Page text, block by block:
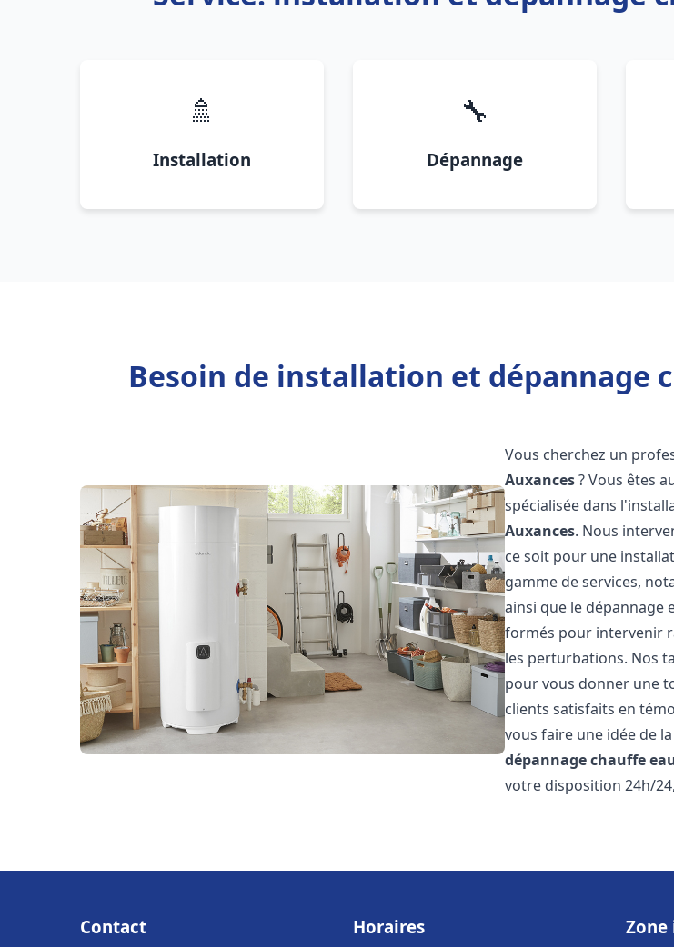
🚿
Installation
🔧
Dépannage
Besoin de installation et dépannage
Vous cherchez un
Auxances? Vous êtes
spécialisée dans
Auxances. Nous
ce soit pour une
gamme de services,
ainsi que le dépannage
formés pour intervenir
les perturbations. Nos
pour vous donner une
clients satisfaits en
vous faire une idée de
dépannage chauffe
votre disposition 24h/
Contact Horaires